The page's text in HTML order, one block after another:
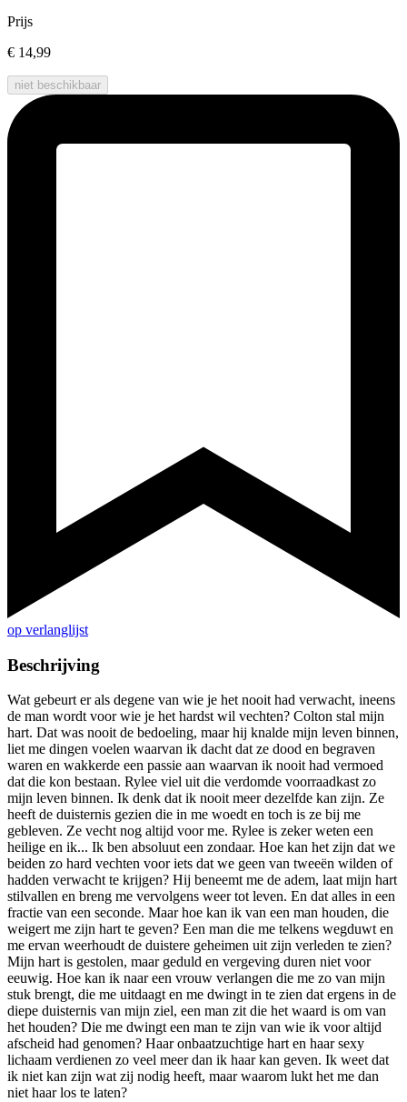
Prijs
€ 14,99
niet beschikbaar
op verlanglijst
Beschrijving
Wat gebeurt er als degene van wie je het nooit had verwacht, ineens
de man wordt voor wie je het hardst wil vechten? Colton stal mijn
hart. Dat was nooit de bedoeling, maar hij knalde mijn leven binnen,
liet me dingen voelen waarvan ik dacht dat ze dood en begraven
waren en wakkerde een passie aan waarvan ik nooit had vermoed
dat die kon bestaan. Rylee viel uit die verdomde voorraadkast zo
mijn leven binnen. Ik denk dat ik nooit meer dezelfde kan zijn. Ze
heeft de duisternis gezien die in me woedt en toch is ze bij me
gebleven. Ze vecht nog altijd voor me. Rylee is zeker weten een
heilige en ik... Ik ben absoluut een zondaar. Hoe kan het zijn dat we
beiden zo hard vechten voor iets dat we geen van tweeën wilden of
hadden verwacht te krijgen? Hij beneemt me de adem, laat mijn hart
stilvallen en breng me vervolgens weer tot leven. En dat alles in een
fractie van een seconde. Maar hoe kan ik van een man houden, die
weigert me zijn hart te geven? Een man die me telkens wegduwt en
me ervan weerhoudt de duistere geheimen uit zijn verleden te zien?
Mijn hart is gestolen, maar geduld en vergeving duren niet voor
eeuwig. Hoe kan ik naar een vrouw verlangen die me zo van mijn
stuk brengt, die me uitdaagt en me dwingt in te zien dat ergens in de
diepe duisternis van mijn ziel, een man zit die het waard is om van
het houden? Die me dwingt een man te zijn van wie ik voor altijd
afscheid had genomen? Haar onbaatzuchtige hart en haar sexy
lichaam verdienen zo veel meer dan ik haar kan geven. Ik weet dat
ik niet kan zijn wat zij nodig heeft, maar waarom lukt het me dan
niet haar los te laten?